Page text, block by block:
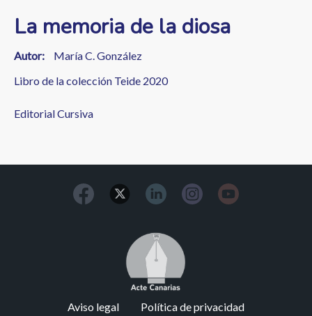
La memoria de la diosa
Autor
María C. González
Libro de la colección Teide 2020
Editorial Cursiva
Image
Aviso legal Política de privacidad